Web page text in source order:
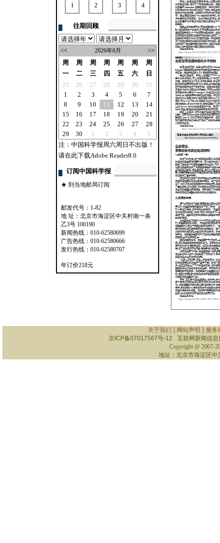
1 2 3 4
往期回顾
<< 2026年6月
>>
周
一
周
二
周
三
周
四
周
五
周
六
周
日
25
26 27 28 29 30
31
1
2 3 4 5 6
7
8
9 10 11 12 13
14
15
16 17 18 19 20
21
22
23 24 25 26 27
28
29
30 1 2 3 4
5
注：中国科学报周六周日不出版！
请在此下载Adobe Reader8.0
订阅中国科学报
★ 到当地邮局订阅
邮发代号：1-82
地 址：北京市海淀区中关村南一条
乙3号 100190
新闻热线：010-62580699
广告热线：010-62580666
发行热线：010-62580707
年订价218元
关于我们 网站声明
服务
京ICP备07017567号-12
互联网新闻信
Copyright @ 2007-
地址：北京市海淀区中